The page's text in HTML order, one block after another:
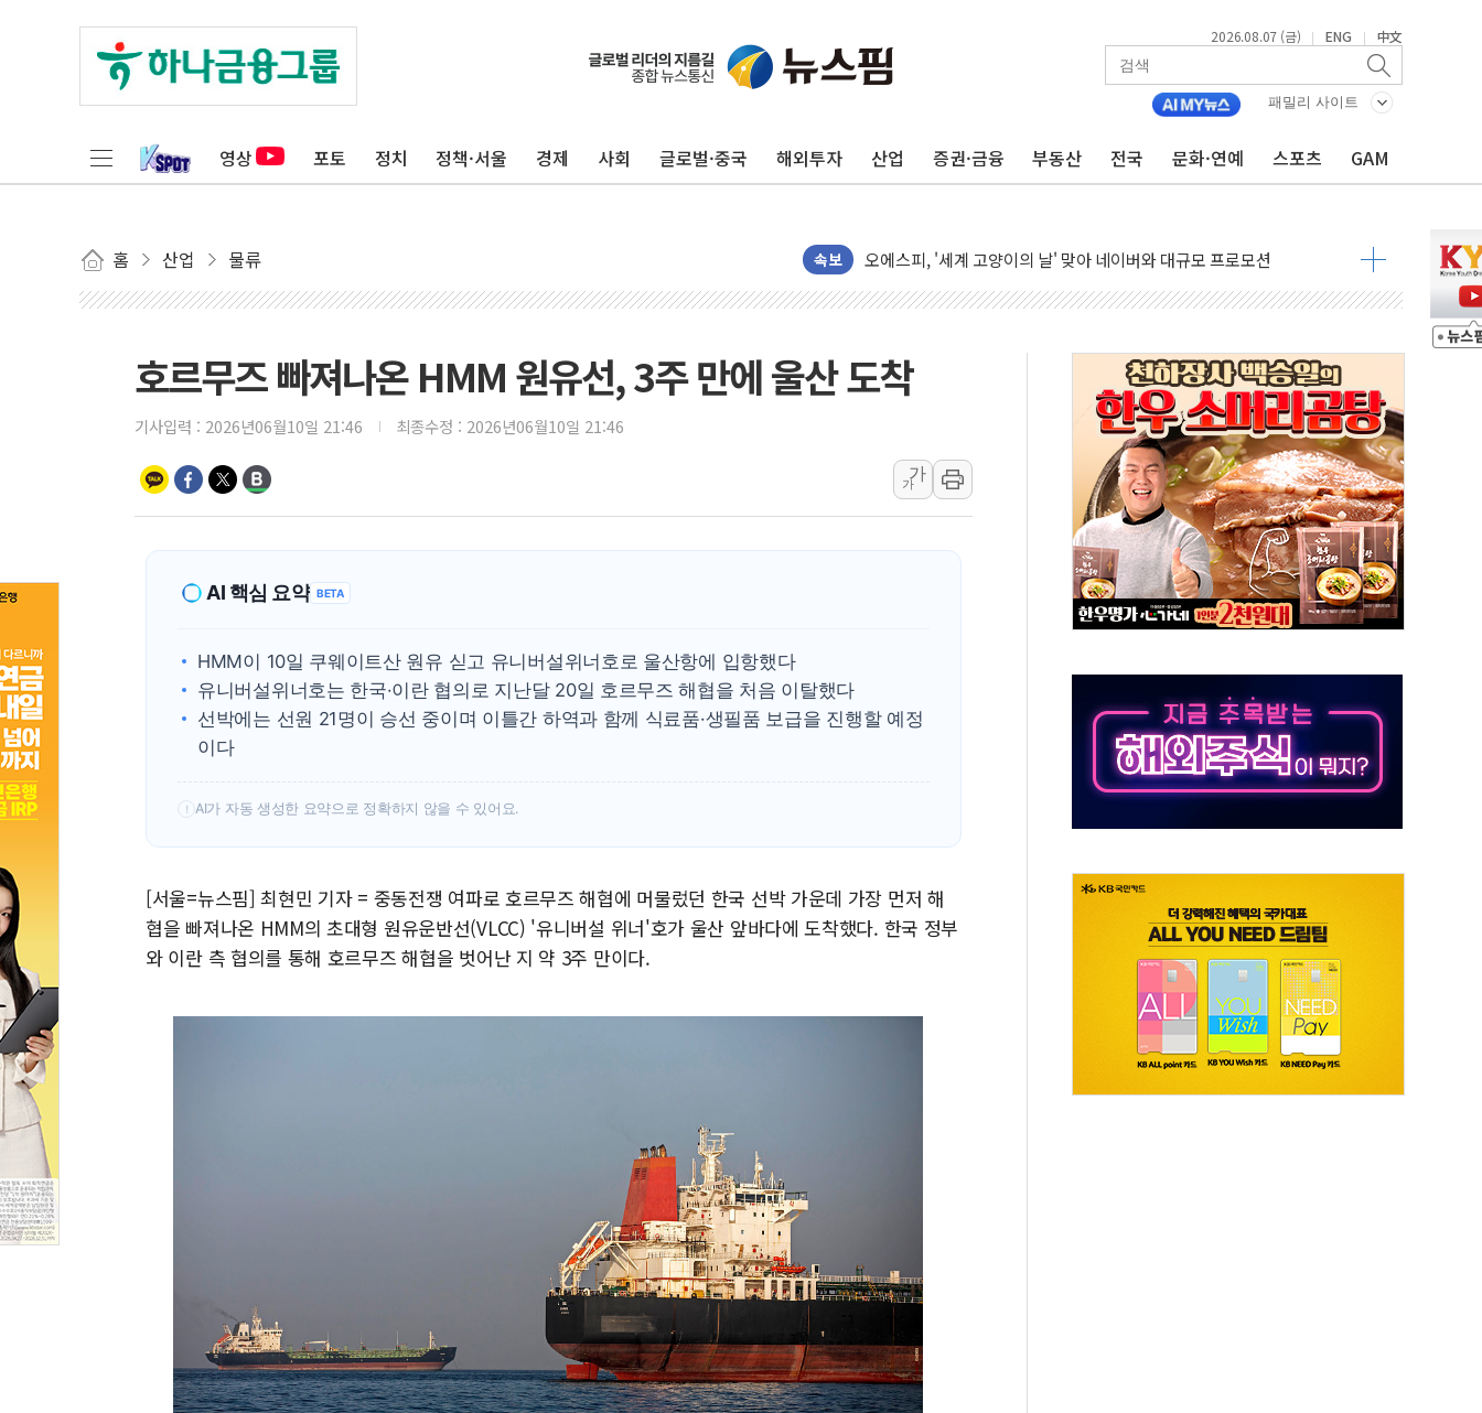
2026.08.07 (금) | ENG | 中文
패밀리 사이트
영상 포토 정치 정책·서울 경제 사회 글로벌·중국 해외투자 산업 증권·금융 부동산 전국 문화·연예 스포츠 GAM
홈 산업 물류 속보
29CM, 홈·라이프스타일 기획전 '이구홈위크' …최대 90% 할인
새온, '자율주행자동차 AI 미션 챌린지' 성료
사우디 "북·남서 이란 지휘 아래 동시 공격 임박…에너지·항만 표적"
GLN인터내셔널, 방한 외국인 QR결제 서비스 확장 나선다
에스트래픽, LS 일렉트릭 철도신호 사업 인수 계약
폭염에 하루 온열질환자 208명…누적 사망자 23명·가축 83만마리 폐사
세븐일레븐, 쿠팡이츠와 손잡고 퀵커머스 확대
[특징주] 저가 매수 유입…프리마켓 대형주 소폭 반등
이란 협상단장, 트럼프 'TACO' 조롱 "쇼외교...더 이상 필요 없다"
오뚜기, '2026 오뚜기몰 대잔치' …경품·할인 혜택 풍성
네이버, AI 투자로 숨 고르기…매출 16% 늘고 영업이익은 제자리
카카오스타일 지그재그, '직잭뷰티 페스타'…최대 91% 할인
풀무원푸드앤컬처, 인천공항서 '팔도음식대전'
[브라질증시] 금리 인하에도 추가 완화 불확실성에 1.2% 하락 마감
[뉴스핌 이 시각 PICK] 李, 오늘 부동산 2차 회의 外
카드사 고객 유입 창구 된 '트래블카드'…휴가철 넘어 장기 고객 묶는다
호르무즈 빠져나온 HMM 원유선, 3주 만에 울산 도착
기사입력 : 2026년06월10일 21:46 최종수정 : 2026년06월10일 21:46
가
가
AI 핵심 요약 BETA
HMM이 10일 쿠웨이트산 원유 싣고 유니버설위너호로 울산항에 입항했다
유니버설위너호는 한국·이란 협의로 지난달 20일 호르무즈 해협을 처음 이탈했다
선박에는 선원 21명이 승선 중이며 이틀간 하역과 함께 식료품·생필품 보급을 진행할 예정
이다
! AI가 자동 생성한 요약으로 정확하지 않을 수 있어요.
[서울=뉴스핌] 최현민 기자 = 중동전쟁 여파로 호르무즈 해협에 머물렀던 한국 선박 가운데 가장 먼저 해
협을 빠져나온 HMM의 초대형 원유운반선(VLCC) '유니버설 위너'호가 울산 앞바다에 도착했다. 한국 정부
와 이란 측 협의를 통해 호르무즈 해협을 벗어난 지 약 3주 만이다.